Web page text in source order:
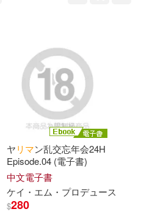
ーリング(1)
ヤリ マン乱交忘年会24H
Episode.04 (電子書)
中文電子書
ケイ ・エム・プロデュ ース
$280